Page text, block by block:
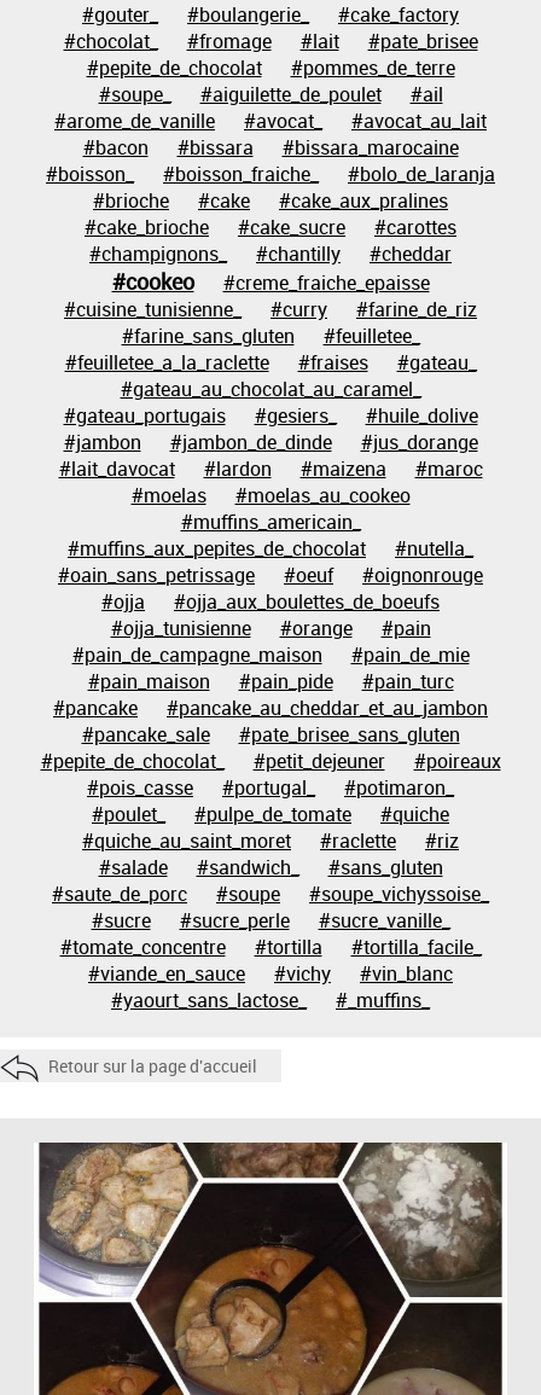
#gouter_ #boulangerie_
#cake_factory
#chocolat_
#fromage #lait
#pate_brisee
#pepite_de_chocolat
#pommes_de_terre
#soupe_
#aiguilette_de_poulet
#ail
#arome_de_vanille
#avocat_
#avocat_au_lait
#bacon
#bissara
#bissara_marocaine
#boisson_
#boisson_fraiche_
#bolo_de_laranja
#brioche
#cake
#cake_aux_pralines
#cake_brioche
#cake_sucre
#carottes
#champignons_
#chantilly #cheddar
#cookeo
#creme_fraiche_epaisse
#cuisine_tunisienne_
#curry
#farine_de_riz
#farine_sans_gluten
#feuilletee_
#feuilletee_a_la_raclette
#fraises
#gateau_
#gateau_au_chocolat_au_caramel_
#gateau_portugais
#gesiers_
#huile_dolive
#jambon
#jambon_de_dinde
#jus_dorange
#lait_davocat
#lardon #maizena
#maroc
#moelas
#moelas_au_cookeo
#muffins_americain_
#muffins_aux_pepites_de_chocolat
#nutella_
#oain_sans_petrissage
#oeuf
#oignonrouge
#ojja
#ojja_aux_boulettes_de_boeufs
#ojja_tunisienne
#orange
#pain
#pain_de_campagne_maison
#pain_de_mie
#pain_maison
#pain_pide
#pain_turc
#pancake
#pancake_au_cheddar_et_au_jambon
#pancake_sale
#pate_brisee_sans_gluten
#pepite_de_chocolat_
#petit_dejeuner
#poireaux
#pois_casse
#portugal_
#potimaron_
#poulet_
#pulpe_de_tomate
#quiche
#quiche_au_saint_moret
#raclette
#riz
#salade
#sandwich_
#sans_gluten
#saute_de_porc
#soupe
#soupe_vichyssoise_
#sucre
#sucre_perle
#sucre_vanille_
#tomate_concentre
#tortilla
#tortilla_facile_
#viande_en_sauce
#vichy
#vin_blanc
#yaourt_sans_lactose_
#_muffins_
Retour sur la page d'accueil